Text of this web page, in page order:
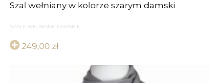
Szal wełniany w kolorze szarym damski
SZALE WEŁNIANE DAMSKIE
249,00 zł